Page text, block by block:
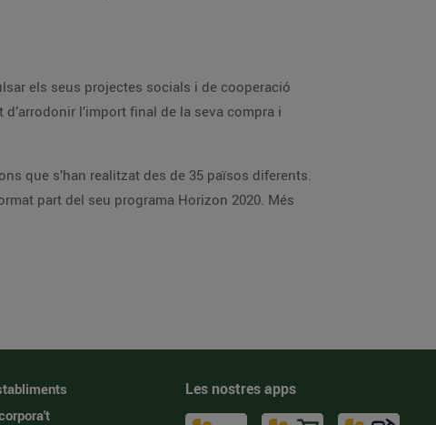
els seus projectes socials i de cooperació
l’import final de la seva compra i
que s’han realitzat des de 35 països diferents.
part del seu programa Horizon 2020. Més
Les nostres apps